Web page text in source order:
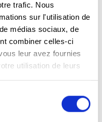
trafic. Nous
sur l'utilisation de
médias sociaux, de
combiner celles-ci
leur avez fournies
utilisation de leurs
budgétaire,